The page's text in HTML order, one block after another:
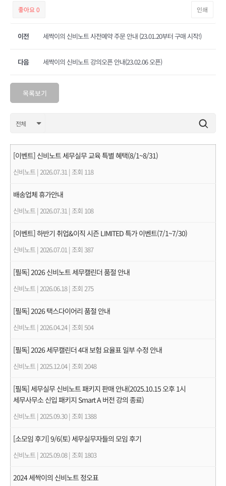
좋아요 0 인쇄
이전 세싹이의 신비노트 사전예약 주문 안내 (23.01.20부터 구매 시작!)
세싹이의 신비노트 강의오픈 안내(23.02.06 오픈)
다음
목록보기
[이벤트] 신비노트 세무실무 교육 특별 혜택(8/1~8/31)
신비노트 | 2026.07.31 | 조회 118
배송업체 휴가안내
신비노트 | 2026.07.31 | 조회 108
[이벤트] 하반기 취업&이직 시즌 LIMITED 특가 이벤트(7/1~7/30)
신비노트 | 2026.07.01 | 조회 387
[필독] 2026 신비노트 세무캘린더 품절 안내
신비노트 | 2026.06.18 | 조회 275
[필독] 2026 택스다이어리 품절 안내
신비노트 | 2026.04.24 | 조회 504
[필독] 2026 세무캘린더 4대 보험 요율표 일부 수정 안내
신비노트 | 2025.12.04 | 조회 2048
[필독] 세무실무 신비노트 패키지 판매 안내(2025.10.15 오후 1시
세무사무소 신입 패키지 Smart A 버전 강의 종료)
신비노트 | 2025.09.30 | 조회 1388
[소모임 후기] 9/6(토) 세무실무자들의 모임 후기
신비노트 | 2025.09.08 | 조회 1803
2024 세싹이의 신비노트 정오표